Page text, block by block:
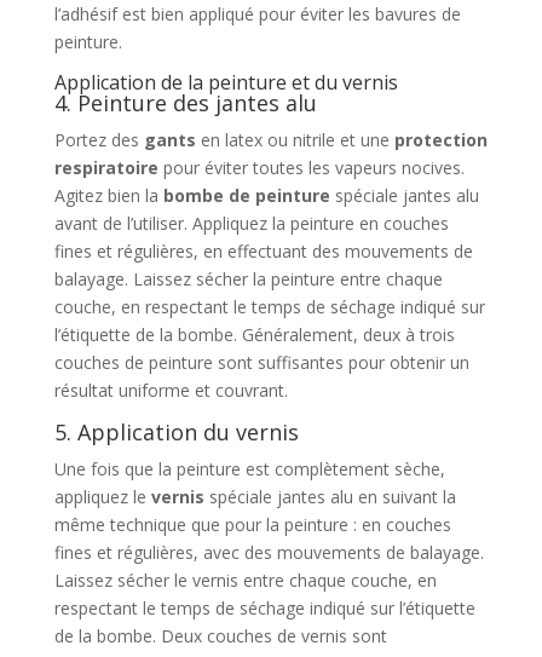
l’adhésif est bien appliqué pour éviter les bavures de
peinture.
Application de la peinture et du vernis
4. Peinture des jantes alu
Portez des gants en latex ou nitrile et une protection
respiratoire pour éviter toutes les vapeurs nocives.
Agitez bien la bombe de peinture spéciale jantes alu
avant de l’utiliser. Appliquez la peinture en couches
fines et régulières, en effectuant des mouvements de
balayage. Laissez sécher la peinture entre chaque
couche, en respectant le temps de séchage indiqué sur
l’étiquette de la bombe. Généralement, deux à trois
couches de peinture sont suffisantes pour obtenir un
résultat uniforme et couvrant.
5. Application du vernis
Une fois que la peinture est complètement sèche,
appliquez le vernis spéciale jantes alu en suivant la
même technique que pour la peinture : en couches
fines et régulières, avec des mouvements de balayage.
Laissez sécher le vernis entre chaque couche, en
respectant le temps de séchage indiqué sur l’étiquette
de la bombe. Deux couches de vernis sont